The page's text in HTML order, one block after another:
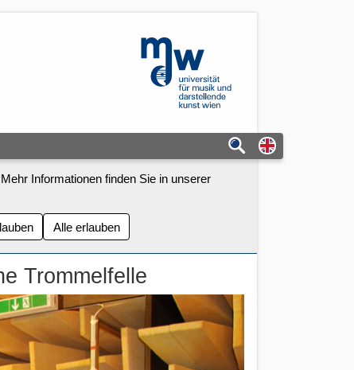
mdw - Homepage
Switch to
Informationen finden Sie in unserer
Alle erlauben
Trommelfelle